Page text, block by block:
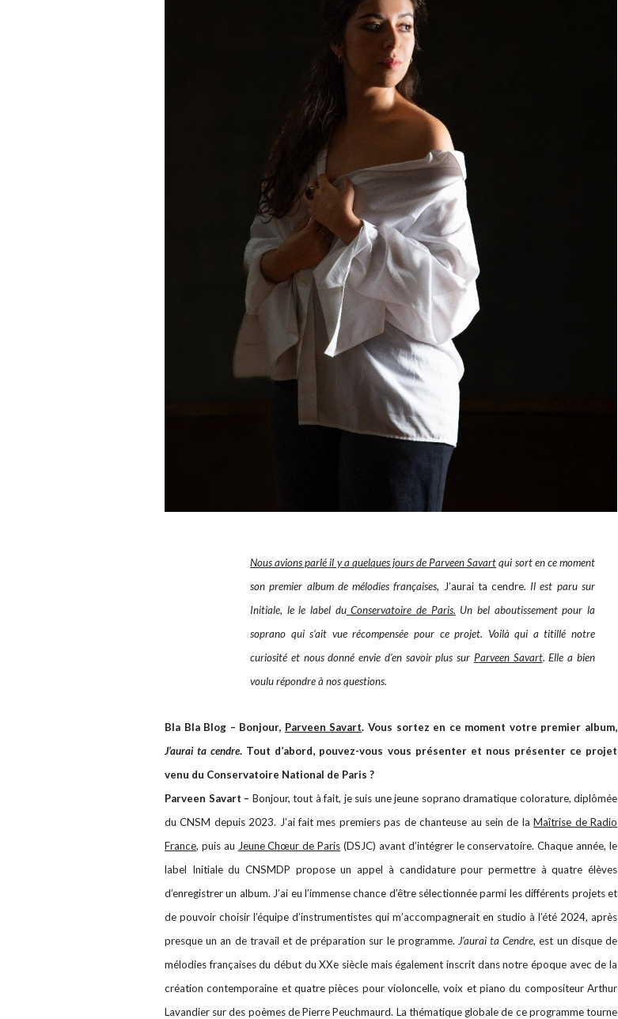
Nous avions parlé il y a quelques jours de Parveen Savartqui sort en ce moment
son premier album de mélodies françaises, J’aurai ta cendre. Il est paru sur
Initiale, le le label duConservatoire de Paris. Un bel aboutissement pour la
soprano qui s’ait vue récompensée pour ce projet. Voilà qui a titillé notre
curiosité et nous donné envie d’en savoir plus sur Parveen Savart. Elle a bien
voulu répondre à nos questions.
Bla Bla Blog – Bonjour, Parveen Savart. Vous sortez en ce moment votre premier album,
J’aurai ta cendre. Tout d’abord, pouvez-vous vous présenter et nous présenter ce projet
venu du Conservatoire National de Paris ?
Parveen Savart – Bonjour, tout à fait, je suis une jeune soprano dramatique colorature, diplômée
du CNSM depuis 2023. J’ai fait mes premiers pas de chanteuse au sein de laMaîtrise de Radio
France, puis au Jeune Chœur de Paris (DSJC) avant d’intégrer le conservatoire. Chaque année, le
label Initiale du CNSMDP propose un appel à candidature pour permettre à quatre élèves
d’enregistrer un album. J’ai eu l’immense chance d’être sélectionnée parmi les différents projets et
de pouvoir choisir l’équipe d’instrumentistes qui m’accompagnerait en studio à l’été 2024, après
presque un an de travail et de préparation sur le programme. J’aurai ta Cendre, est un disque de
mélodies françaises du début du XXe siècle mais également inscrit dans notre époque avec de la
création contemporaine et quatre pièces pour violoncelle, voix et piano du compositeur Arthur
Lavandier sur des poèmes de Pierre Peuchmaurd. La thématique globale de ce programme tourne